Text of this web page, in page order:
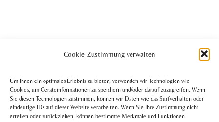
Cookie-Zustimmung verwalten
Um Ihnen ein optimales Erlebnis zu bieten, verwenden wir Technologien wie
Cookies, um Geräteinformationen zu speichern und/oder darauf zuzugreifen. Wenn
Sie diesen Technologien zustimmen, können wir Daten wie das Surfverhalten oder
eindeutige IDs auf dieser Website verarbeiten. Wenn Sie Ihre Zustimmung nicht
erteilen oder zurückziehen, können bestimmte Merkmale und Funktionen